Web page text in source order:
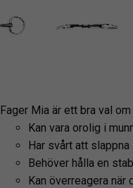
Fager Mia är ett bra val
Kan vara orolig i
Har svårt att
Behöver hålla en
Kan överreagera när